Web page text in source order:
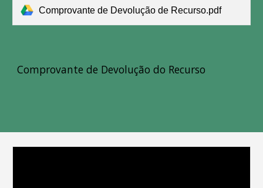
Comprovante de Devolução de Recurso.pdf
Comprovante de Devolução do Recurso